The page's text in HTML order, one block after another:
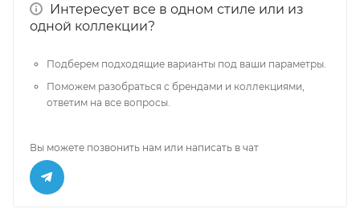
Интересует все в одном стиле или из
одной коллекции?
Подберем подходящие варианты под ваши параметры.
Поможем разобраться с брендами и коллекциями,
ответим на все вопросы.
Вы можете позвонить нам или написать в чат